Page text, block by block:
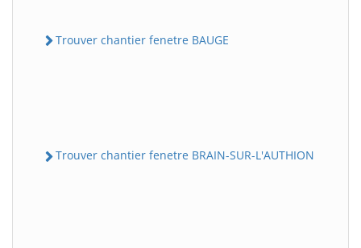
Trouver chantier fenetre BAUGE
Trouver chantier fenetre BRAIN-SUR-L'AUTHION